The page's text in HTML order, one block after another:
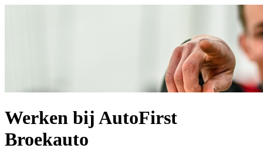
Werken bij AutoFirst
Broekauto